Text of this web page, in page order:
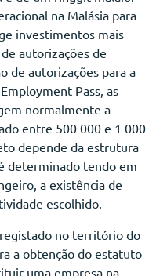
na Malásia para
investimentos mais
autorizações de
de autorizações para a
Pass, as
normalmente a
entre 500 000 e 1 000
depende da estrutura
determinado tendo em
a existência de
escolhido.
no território do
a obtenção do estatuto
uma empresa na